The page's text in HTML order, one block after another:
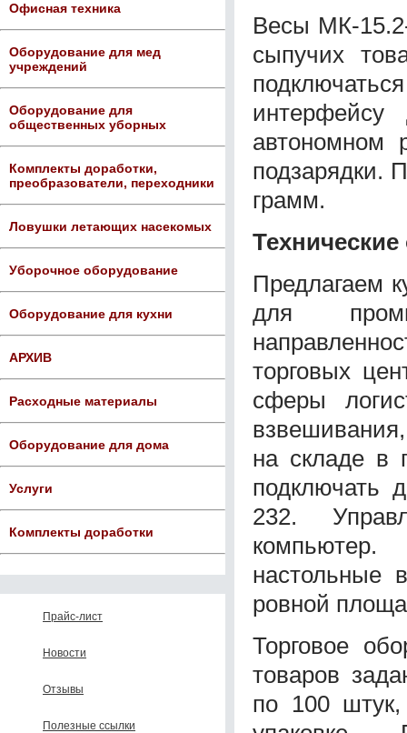
Офисная техника
Оборудование для мед
учреждений
Оборудование для
общественных уборных
Комплекты доработки,
преобразователи, переходники
Ловушки летающих насекомых
Уборочное оборудование
Оборудование для кухни
АРХИВ
Расходные материалы
Оборудование для дома
Услуги
Комплекты доработки
Прайс-лист
Новости
Отзывы
Полезные ссылки
Весы МК-
сыпучих
автономном
подзарядки.
грамм.
Предлагаем
для
торговых
сферы
на складе в
подключать
232.
настольные
ровной
Торговое
товаров
по 100